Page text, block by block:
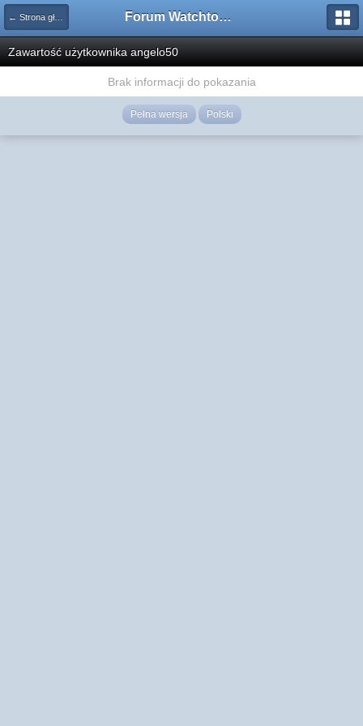
← Strona główna Forum Watchtower
Zawartość użytkownika angelo50
Brak informacji do pokazania
Pełna wersja Polski